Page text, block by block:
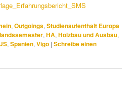
,Outgoings,Studienaufenthalt Europa
,HA,Holzbau und Ausbau,
,Spanien,Vigo |Schreibe einen